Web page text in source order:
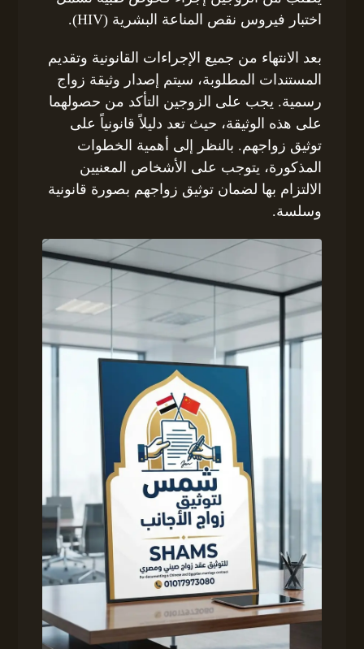
اختبار فيروس نقص المناعة البشرية (HIV).
بعد الانتهاء من جميع الإجراءات القانونية وتقديم
المستندات المطلوبة، سيتم إصدار وثيقة زواج
رسمية. يجب على الزوجين التأكد من حصولهما
على هذه الوثيقة، حيث تعد دليلاً قانونياً على
توثيق زواجهم. بالنظر إلى أهمية الخطوات
المذكورة، يتوجب على الأشخاص المعنيين
الالتزام بها لضمان توثيق زواجهم بصورة قانونية
وسلسة.